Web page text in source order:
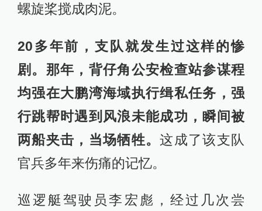
螺旋桨搅成肉泥。
20多年前，支队就发生过这样的惨
剧。那年，背仔角公安检查站参谋程
均强在大鹏湾海域执行缉私任务，强
行跳帮时遇到风浪未能成功，瞬间被
两船夹击，当场牺牲。这成了该支队
官兵多年来伤痛的记忆。
巡逻艇驾驶员李宏彪，经过几次尝